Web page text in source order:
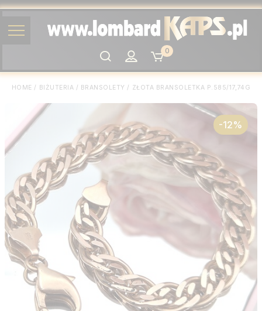
Szukaj
0
HOME / BIŻUTERIA / BRANSOLETY / ZŁOTA BRANSOLETKA P.585/17,74G
-12%